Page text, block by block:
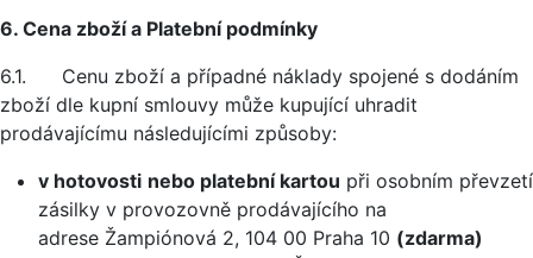
6. Cena zboží a Platební podmínky
6.1. Cenu zboží a případné náklady spojené s dodáním
zboží dle kupní smlouvy může kupující uhradit
prodávajícímu následujícími způsoby:
v hotovosti nebo platební kartou při osobním převzetí
zásilky v provozovně prodávajícího na
adrese Žampiónová 2, 104 00 Praha 10 (zdarma)